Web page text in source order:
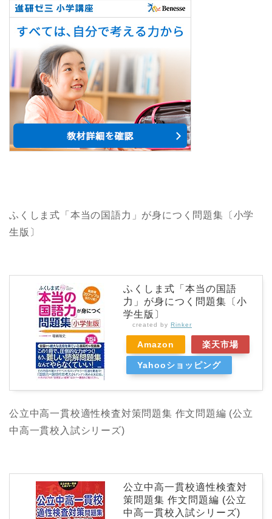
ふくしま式「本当の国語力」が身につく問題集〔小学
生版〕
ふくしま式「本当の国語
力」が身につく問題集〔小
学生版〕
created by Rinker
Amazon 楽天市場
Yahooショッピング
公立中高一貫校適性検査対策問題集 作文問題編 (公立
中高一貫校入試シリーズ)
公立中高一貫校適性検査対
策問題集 作文問題編 (公立
中高一貫校入試シリーズ)